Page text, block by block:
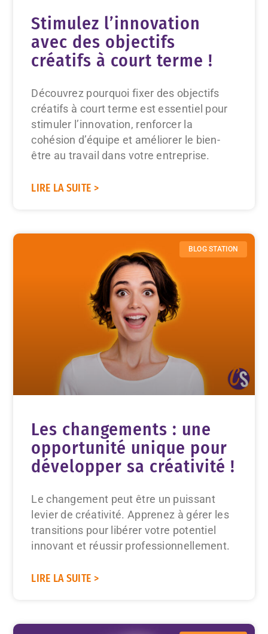
Stimulez l’innovation
avec des objectifs
créatifs à court terme !
Découvrez pourquoi fixer des objectifs
créatifs à court terme est essentiel pour
stimuler l’innovation, renforcer la
cohésion d’équipe et améliorer le bien-
être au travail dans votre entreprise.
LIRE LA SUITE >
BLOG STATION
Les changements : une
opportunité unique pour
développer sa créativité !
Le changement peut être un puissant
levier de créativité. Apprenez à gérer les
transitions pour libérer votre potentiel
innovant et réussir professionnellement.
LIRE LA SUITE >